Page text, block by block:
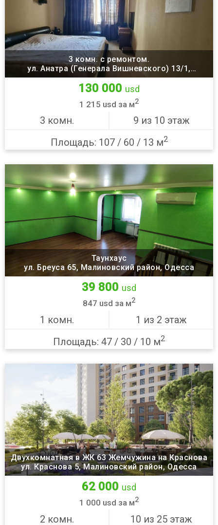
3 комн. с ремонтом.
ул. Анатра (Генерала Вишневского) 13/1,
Малиновский район, Одесса
130 000 usd
1 215 usd за м2
3 комн.
9 из 10 этаж
Площадь: 107 / 60 / 13 м2
Таунхаус
ул. Бреуса 65, Малиновский район, Одесса
39 800 usd
847 usd за м2
1 комн.
1 из 2 этаж
Площадь: 47 / 30 / 10 м2
Двухкомнатная в ЖК 63 Жемчужина на Краснова
ул. Краснова 5, Малиновский район, Одесса
62 000 usd
1 000 usd за м2
2 комн. 10 из 25 этаж